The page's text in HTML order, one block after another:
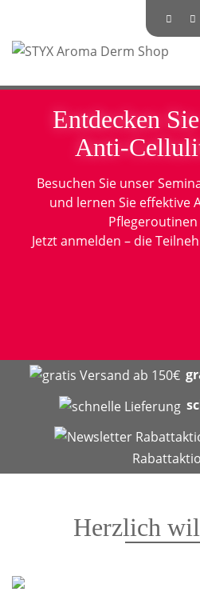
Entdecken
Anti-
Besuchen Sie unser
und lernen Sie effektive
Jetzt anmelden – die
Herzlich